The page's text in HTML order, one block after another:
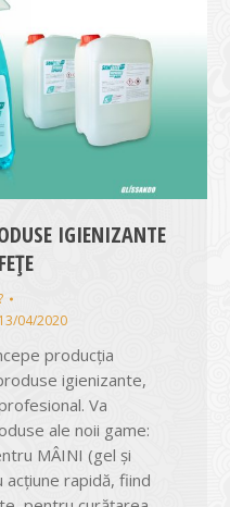
IGIENIZANTE
13/04/2020
producția
igienizante,
Va
ale noii game:
MÂINI (gel și
acțiune rapidă, fiind